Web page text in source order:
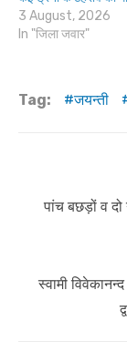
3 August, 2026
In "जिला जवार"
Tag: जयन्ती
navigation
Previous
पांच बछड़ों व
Next
स्वामी